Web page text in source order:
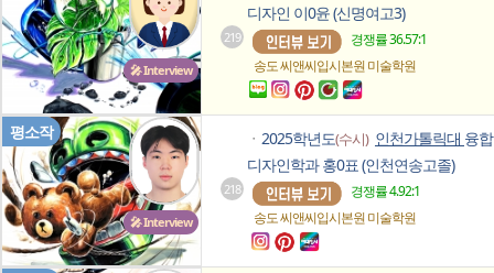
🎤 Interview
219
디자인 이0윤 (신명여고3)
경쟁률 36.57:1
송도 씨앤씨입시본원미술학원
🎤 Interview
평소작
218
ㆍ 2025학년도(수시) 인천가톨릭대 융합
디자인학과 홍0표 (인천연송고졸)
경쟁률 4.92:1
송도 씨앤씨입시본원미술학원